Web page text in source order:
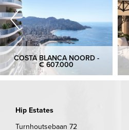
COSTA BLANCA NOORD -
€ 607.000
Hip Estates
Turnhoutsebaan 72